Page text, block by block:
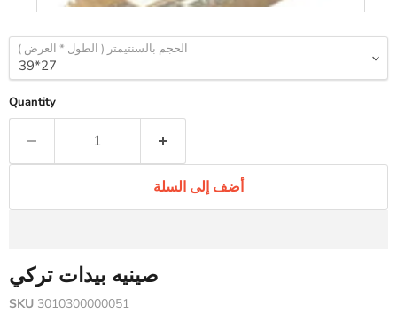
الحجم بالسنتيمتر ( الطول * العرض )
Quantity
أضف إلى السلة
صينيه بيدات تركي
SKU 3010300000051